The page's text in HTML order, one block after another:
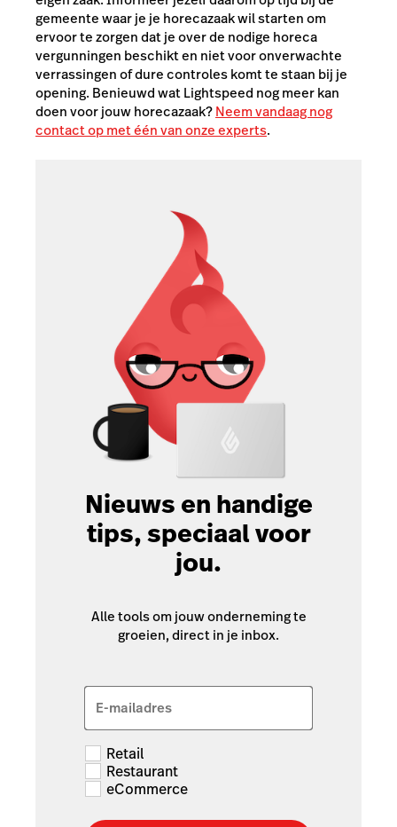
gemeente waar je je horecazaak wil starten om
ervoor te zorgen dat je over de nodige horeca
vergunningen beschikt en niet voor onverwachte
verrassingen of dure controles komt te staan bij je
opening. Benieuwd wat Lightspeed nog meer kan
doen voor jouw horecazaak?Neem vandaag nog
contact op met één van onze experts.
Nieuws en handige
tips, speciaal voor
jou.
Alle tools om jouw onderneming te
groeien, direct in je inbox.
E-mailadres
Retail
Restaurant
eCommerce